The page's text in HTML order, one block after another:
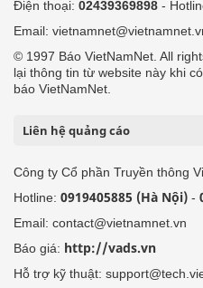
Điện thoại: 02439369898 -
Email:
© 1997 Báo VietNamNet. All
lại thông tin từ website này khi
báo VietNamNet.
Liên hệ quảng cáo
Công ty Cổ phần Truyền thông
Hotline: 0919405885 (Hà Nội) -
Email: contact@vietnamnet.vn
Báo giá: http://vads.vn
Hỗ trợ kỹ thuật: